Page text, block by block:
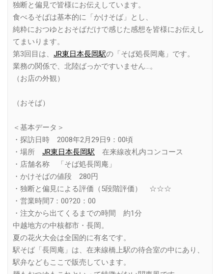
独断と偏見で皆様にお伝えしています。
食べるそばは基本的に「かけそば」とし、
純粋におつゆとおそばだけで感じた感想を皆様にお伝えし
てまいります。
第3回目は、 JR東日本長岡駅の「そば処長岡庵」です。
業務の関係で、北陸ばっかですいません…。
（お店の外観）
（おそば）
＜基本データ＞
・探訪日時 2008年2月29日9：00頃
・場所 JR東日本長岡駅 在来線改札内コンコース
・店舗名称 「そば処長岡庵」
・かけそばの値段 280円
・独断と偏見による評価（5段階評価） ☆☆☆
・営業時間7：00?20：00
・注文から出てくるまでの時間 約1分
中越地方の中核都市・長岡。
夏の花火大会は全国的に有名です。
駅そば「長岡庵」は、在来線橋上駅の待合室の中にあり、
駅弁などもここで販売しています。